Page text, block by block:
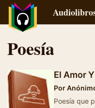
Poesía
El Amor
Por
Poesía que